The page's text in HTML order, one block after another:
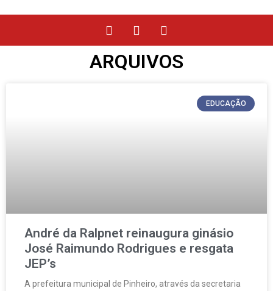
ARQUIVOS
EDUCAÇÃO
André da Ralpnet reinaugura ginásio
José Raimundo Rodrigues e resgata
JEP’s
A prefeitura municipal de Pinheiro, através da secretaria